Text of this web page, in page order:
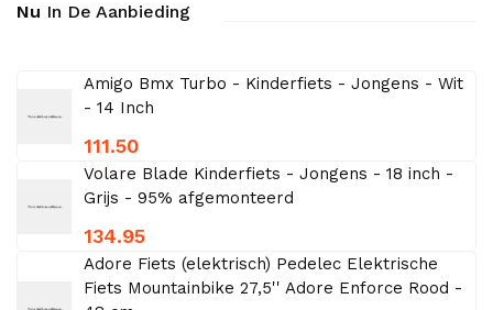
Nu In De Aanbieding
Amigo Bmx Turbo - Kinderfiets - Jongens - Wit
- 14 Inch
111.50
Volare Blade Kinderfiets - Jongens - 18 inch -
Grijs - 95% afgemonteerd
134.95
Adore Fiets (elektrisch) Pedelec Elektrische
Fiets Mountainbike 27,5'' Adore Enforce Rood -